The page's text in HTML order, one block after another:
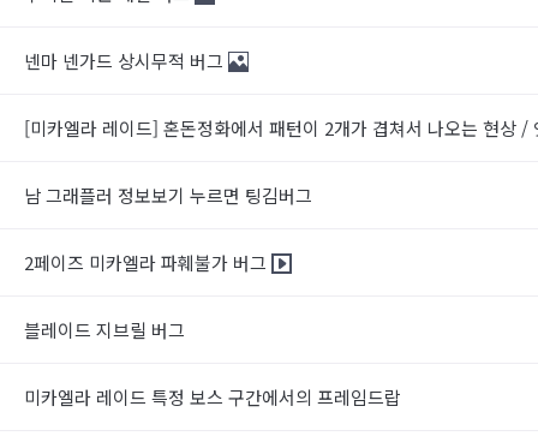
넨마 넨가드 상시무적 버그
[미카엘라 레이드] 혼돈정화에서 패턴이 2개가 겹쳐서 나오는 현상
남 그래플러 정보보기 누르면 팅김버그
2페이즈 미카엘라 파훼불가 버그
블레이드 지브릴 버그
미카엘라 레이드 특정 보스 구간에서의 프레임드랍